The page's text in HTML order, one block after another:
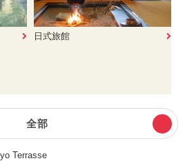
日式旅館
全部
Terrasse